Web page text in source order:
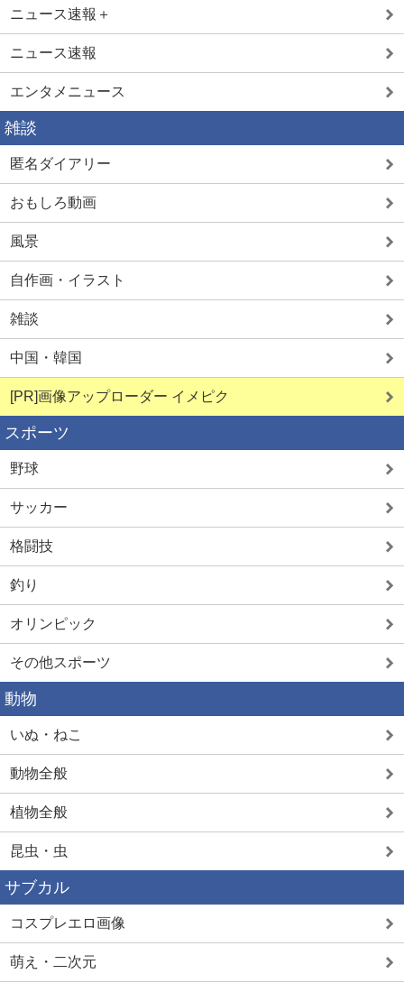
詳しく見る
ママ活初心者
ニュース速報＋
ニュース速報
エンタメニュース
雑談
匿名ダイアリー
おもしろ動画
風景
自作画・イラスト
雑談
中国・韓国
[PR]画像アップローダー イメピク
スポーツ
野球
サッカー
格闘技
釣り
オリンピック
その他スポーツ
動物
いぬ・ねこ
動物全般
植物全般
昆虫・虫
サブカル
コスプレエロ画像
萌え・二次元